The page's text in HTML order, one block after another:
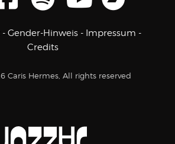
- Gender-Hinweis - Impressum -
Credits
Caris Hermes, All rights reserved